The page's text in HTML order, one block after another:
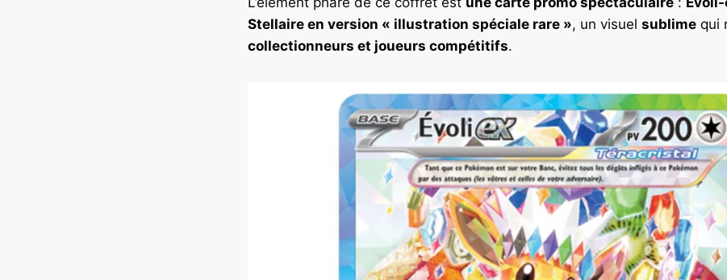
Stellaire en version « illustration spéciale rare », un visuel sublime qui
collectionneurs et joueurs compétitifs.